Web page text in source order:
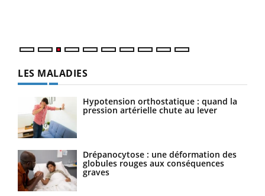
LES MALADIES
Hypotension orthostatique : quand la
pression artérielle chute au lever
Drépanocytose : une déformation des
globules rouges aux conséquences
graves